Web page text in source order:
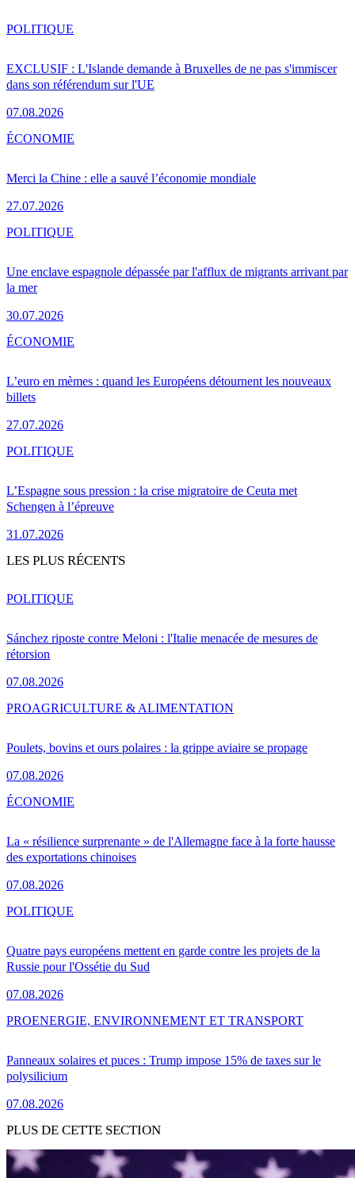
EXCLUSIF : L'Islande demande à Bruxelles de ne pas s'immiscer
dans son référendum sur l'UE
07.08.2026
POLITIQUE
Merci la Chine : elle a sauvé l’économie mondiale
27.07.2026
ÉCONOMIE
Une enclave espagnole dépassée par l'afflux de migrants arrivant par
la mer
30.07.2026
POLITIQUE
L’euro en mèmes : quand les Européens détournent les nouveaux
billets
27.07.2026
ÉCONOMIE
L’Espagne sous pression : la crise migratoire de Ceuta met
Schengen à l’épreuve
31.07.2026
POLITIQUE
LES PLUS RÉCENTS
Sánchez riposte contre Meloni : l'Italie menacée de mesures de
rétorsion
07.08.2026
POLITIQUE
Poulets, bovins et ours polaires : la grippe aviaire se propage
07.08.2026
PROAGRICULTURE & ALIMENTATION
La « résilience surprenante » de l'Allemagne face à la forte hausse
des exportations chinoises
07.08.2026
ÉCONOMIE
Quatre pays européens mettent en garde contre les projets de la
Russie pour l'Ossétie du Sud
07.08.2026
POLITIQUE
Panneaux solaires et puces : Trump impose 15% de taxes sur le
polysilicium
07.08.2026
PROENERGIE, ENVIRONNEMENT ET TRANSPORT
PLUS DE CETTE SECTION